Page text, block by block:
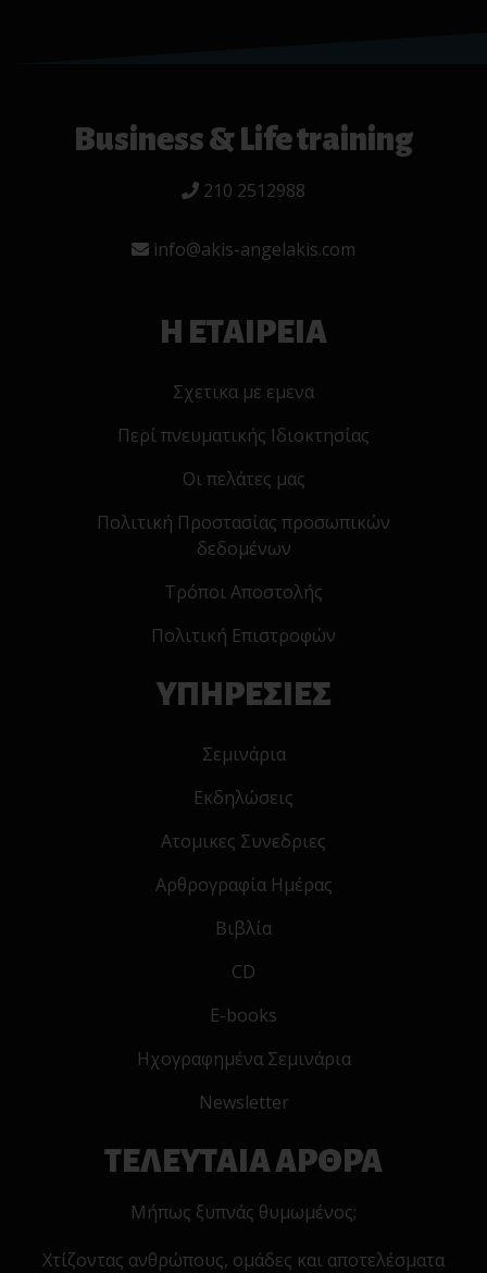
Business & Life training
210 2512988
info@akis-angelakis.com
Η ΕΤΑΙΡΕΙΑ
Σχετικα με εμενα
Περί πνευματικής Ιδιοκτησίας
Οι πελάτες μας
Πολιτική Προστασίας προσωπικών
δεδομένων
Τρόποι Αποστολής
Πολιτική Επιστροφών
ΥΠΗΡΕΣΙΕΣ
Σεμινάρια
Εκδηλώσεις
Ατομικες Συνεδριες
Αρθρογραφία Ημέρας
Βιβλία
CD
E-books
Ηχογραφημένα Σεμινάρια
Newsletter
ΤΕΛΕΥΤΑΙΑ ΑΡΘΡΑ
Μήπως ξυπνάς θυμωμένος;
Χτίζοντας ανθρώπους, ομάδες και αποτελέσματα